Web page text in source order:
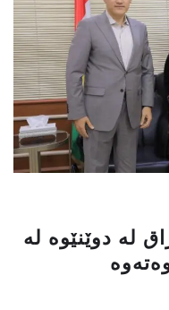
له‌ دوێنێوه‌ له‌